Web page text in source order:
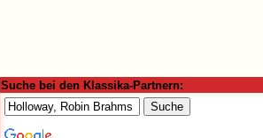
Suche bei den Klassika-Partnern: